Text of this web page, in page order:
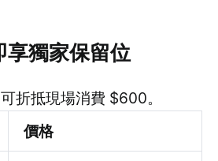
享獨家保留位
折抵現場消費 $600。
價格